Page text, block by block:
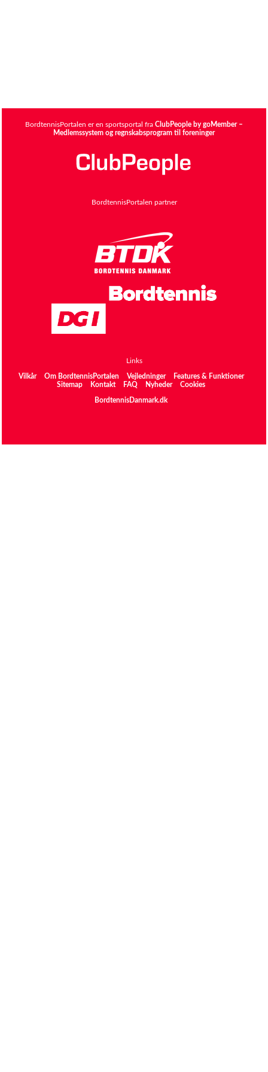
BordtennisPortalen er en sportsportal fra ClubPeople by goMember –
Medlemssystem og regnskabsprogram til foreninger
BordtennisPortalen partner
Links
Vilkår Om BordtennisPortalen Vejledninger
Features & Funktioner
Sitemap
Kontakt FAQ Nyheder Cookies
BordtennisDanmark.dk